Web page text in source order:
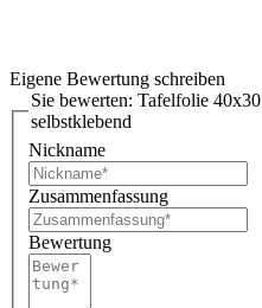
Eigene Bewertung schreiben
Sie bewerten: Tafelfolie
selbstklebend
Nickname
Zusammenfassung
Bewertung